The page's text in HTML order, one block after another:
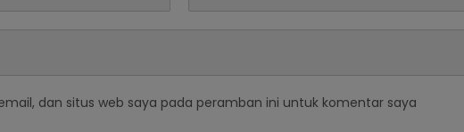
dan situs web saya pada peramban ini untuk komentar saya